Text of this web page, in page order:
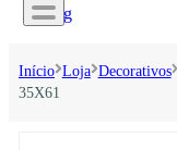
Início Loja Decorativos
35X61